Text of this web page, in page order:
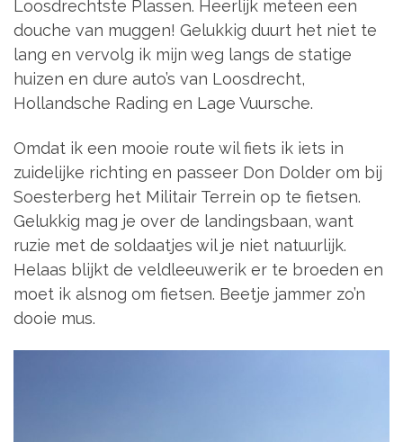
Loosdrechtste Plassen. Heerlijk meteen een
douche van muggen! Gelukkig duurt het niet te
lang en vervolg ik mijn weg langs de statige
huizen en dure auto’s van Loosdrecht,
Hollandsche Rading en Lage Vuursche.
Omdat ik een mooie route wil fiets ik iets in
zuidelijke richting en passeer Don Dolder om bij
Soesterberg het Militair Terrein op te fietsen.
Gelukkig mag je over de landingsbaan, want
ruzie met de soldaatjes wil je niet natuurlijk.
Helaas blijkt de veldleeuwerik er te broeden en
moet ik alsnog om fietsen. Beetje jammer zo’n
dooie mus.